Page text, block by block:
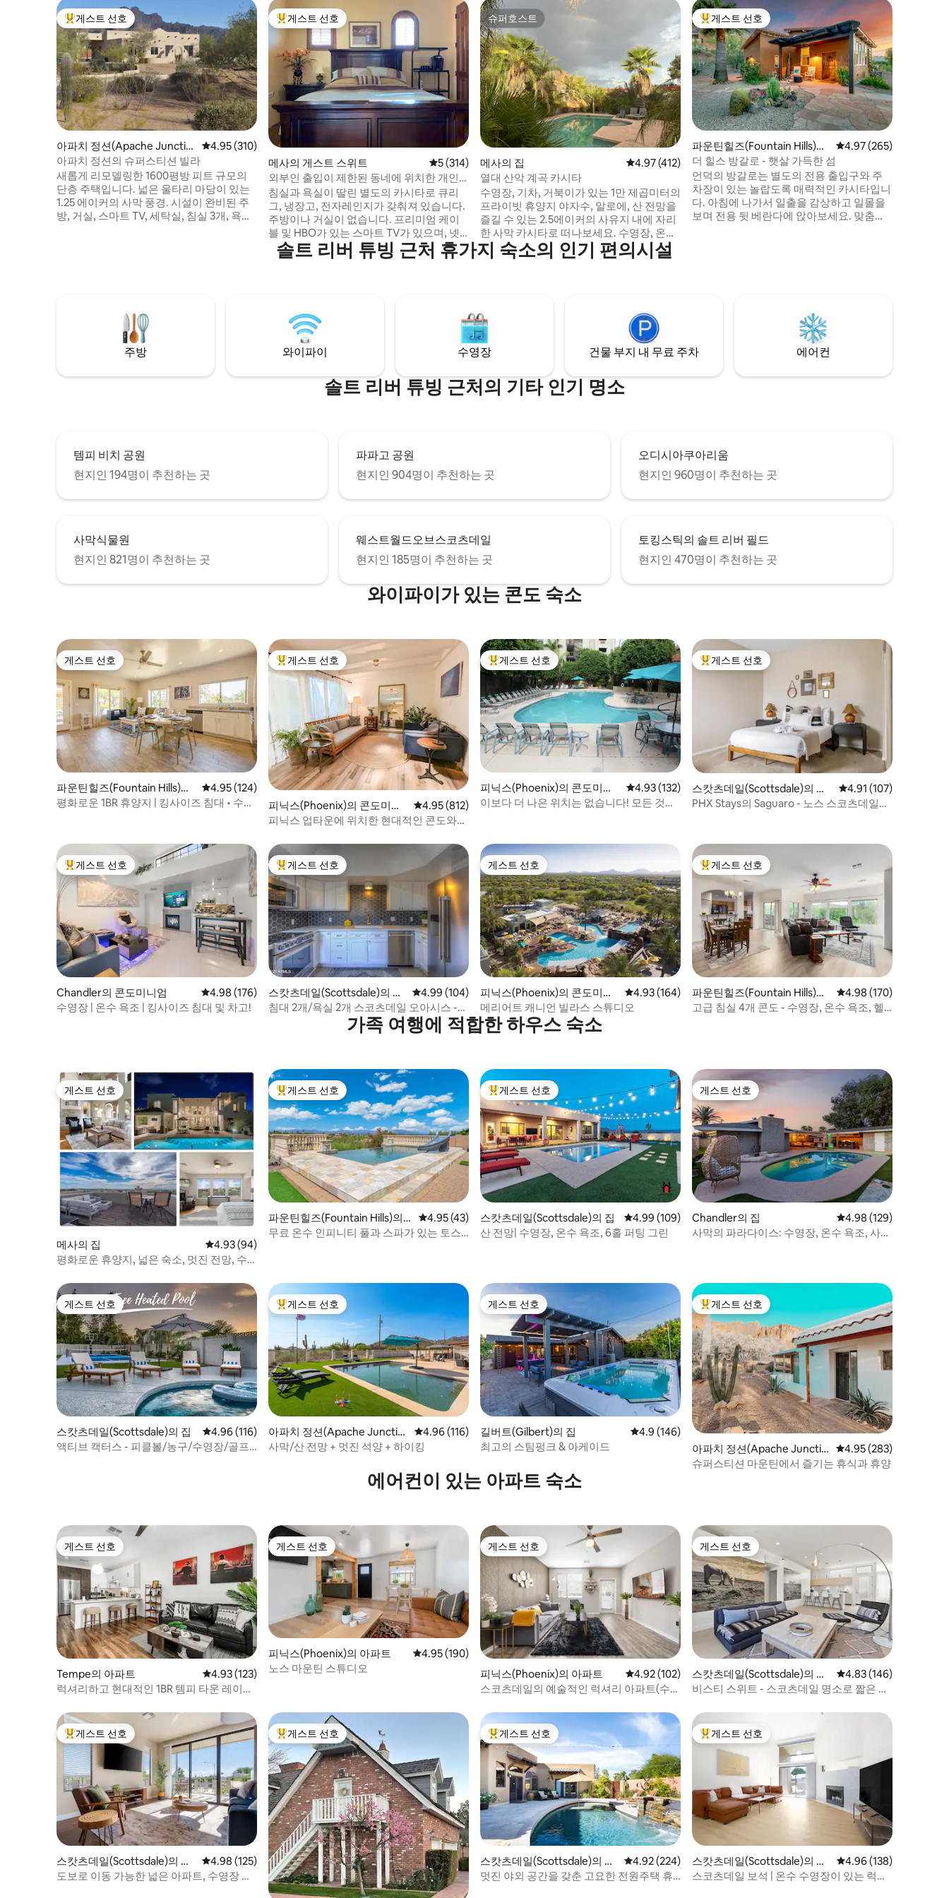
상위 게스트 선호
게스트 선호
아파치 정션(Apache Junctio
n)의 집
평점 4.95점(5점 만점), 후기 310개
4.95 (310)
아파치 정션의 슈퍼스티션 빌라
새롭게 리모델링한 1600평방 피트 규모의
단층 주택입니다. 넓은 울타리 마당이 있는
1.25 에이커의 사막 풍경. 시설이 완비된 주
방, 거실, 스마트 TV, 세탁실, 침실 3개, 욕실
하버와 피닉스 메사 게이트웨이 공항에서
30분 거리입니다. 근처에 주인이 거주하고
상위 게스트 선호
게스트 선호
메사의 게스트 스위트 평점 5점(5점 만점), 후기 314개
5 (314)
외부인 출입이 제한된 동네에 위치한 개인
카시타
침실과 욕실이 딸린 별도의 카시타로 큐리
그, 냉장고, 전자레인지가 갖춰져 있습니다.
주방이나 거실이 없습니다. 프리미엄 케이
블 및 HBO가 있는 스마트 TV가 있으며, 넷
플릭스 계정에 로그인하실 수 있습니다. 머
그컵과 일회용 접시 및 식기류가 준비되어
프 코스가 불과 몇 분 거리에 있습니다. 유세
리 마운틴 파크는 몇 분 거리에 있으며 사과
로 호수는 15~20분 거리에 있습니다. 공항은
25분 거리에 있습니다.
슈퍼호스트
슈퍼호스트
메사의 집 평점 4.97점(5점 만점), 후기 412개
4.97 (412)
열대 산악 계곡 카시타
수영장, 기차, 거북이가 있는 1만 제곱미터의
프라이빗 휴양지 야자수, 알로에, 산 전망을
즐길 수 있는 2.5에이커의 사유지 내에 자리
한 사막 카시타로 떠나보세요. 수영장, 온수
욕조, 놀이터, 그릴, 파티오, 어린이용 기차
까지 즐겨보세요. 내부에는 퀸사이즈 침대 2
있으며, 남은 채소를 좋아합니다! 조용한 분
위기, 전용 출입구, 놀라운 별 관측을 자랑하
는 이곳은 독특한 애리조나 휴양지입니다.
상위 게스트 선호
게스트 선호
파운틴힐즈(Fountain Hills)의
방갈로
평점 4.97점(5점 만점),
4.97 (265)
더 힐스 방갈로 - 햇살 가득한 섬
언덕의 방갈로는 별도의 전용 출입구와 주
차장이 있는 놀랍도록 매력적인 카시타입니
다. 아침에 나가서 일출을 감상하고 일몰을
보며 전용 뒷 베란다에 앉아보세요. 맞춤형
츠데일까지 10분, 스카이 하버까지 35분 거
솔트 리버 튜빙 근처 휴가지 숙소의 인기 편의시설
주방 와이파이 수영장 건물 부지 내 무료 주차 에어컨
솔트 리버 튜빙 근처의 기타 인기 명소
템피 비치 공원
현지인 194명이 추천하는 곳
파파고 공원
현지인 904명이 추천하는 곳
오디시아쿠아리움
현지인 960명이 추천하는 곳
사막식물원
현지인 821명이 추천하는 곳
웨스트월드오브스코츠데일
현지인 185명이 추천하는 곳
토킹스틱의 솔트 리버 필드
현지인 470명이 추천하는 곳
와이파이가 있는 콘도 숙소
게스트 선호
게스트 선호
파운틴힐즈(Fountain Hills)의
콘도미니엄
평점 4.95점(5점 만점), 후기 124개
4.95 (124)
평화로운 1BR 휴양지 | 킹사이즈 침대 • 수영
상위 게스트 선호
게스트 선호
피닉스(Phoenix)의 콘도미니
엄
평점 4.95점(5점 만점), 후기 812개
4.95 (812)
피닉스 업타운에 위치한 현대적인 콘도와
상위 게스트 선호
게스트 선호
피닉스(Phoenix)의 콘도미니
엄
평점 4.93점(5점 만점), 후기 132개
4.93 (132)
이보다 더 나은 위치는 없습니다! 모든 것의
상위 게스트 선호
게스트 선호
스캇츠데일(Scottsdale)의 콘
도미니엄
평점 4.91점(5점 만점),
4.91 (107)
PHX Stays의 Saguaro - 노스 스코츠데일의
상위 게스트 선호
게스트 선호
Chandler의 콘도미니엄 평점 4.98점(5점 만점), 후기 176개
4.98 (176)
수영장 | 온수 욕조 | 킹사이즈 침대 및 차고!
상위 게스트 선호
게스트 선호
스캇츠데일(Scottsdale)의 콘
도미니엄
평점 4.99점(5점 만점), 후기 104개
4.99 (104)
침대 2개/욕실 2개 스코츠데일 오아시스 -
게스트 선호
게스트 선호
피닉스(Phoenix)의 콘도미니
엄
평점 4.93점(5점 만점), 후기 164개
4.93 (164)
메리어트 캐니언 빌라스 스튜디오
상위 게스트 선호
게스트 선호
파운틴힐즈(Fountain Hills)의
콘도미니엄
평점 4.98점(5점 만점),
4.98 (170)
고급 침실 4개 콘도 - 수영장, 온수 욕조, 헬
가족 여행에 적합한 하우스 숙소
게스트 선호
게스트 선호
메사의 집 평점 4.93점(5점 만점), 후기 94개
4.93 (94)
평화로운 휴양지, 넓은 숙소, 멋진 전망, 수
상위 게스트 선호
게스트 선호
파운틴힐즈(Fountain Hills)의
집
평점 4.95점(5점 만점), 후기 43개
4.95 (43)
무료 온수 인피니티 풀과 스파가 있는 토스
상위 게스트 선호
게스트 선호
스캇츠데일(Scottsdale)의 집 평점 4.99점(5점 만점), 후기 109개
4.99 (109)
산 전망| 수영장, 온수 욕조, 6홀 퍼팅 그린
게스트 선호
게스트 선호
Chandler의 집 평점 4.98점(5점 만점),
4.98 (129)
사막의 파라다이스: 수영장, 온수 욕조, 사우
게스트 선호
게스트 선호
스캇츠데일(Scottsdale)의 집 평점 4.96점(5점 만점), 후기 116개
4.96 (116)
액티브 캑터스 - 피클볼/농구/수영장/골프/
상위 게스트 선호
게스트 선호
아파치 정션(Apache Junctio
n)의 집
평점 4.96점(5점 만점), 후기 116개
4.96 (116)
사막/산 전망 + 멋진 석양 + 하이킹
게스트 선호
게스트 선호
길버트(Gilbert)의 집 평점 4.9점(5점 만점), 후기 146개
4.9 (146)
최고의 스팀펑크 & 아케이드
상위 게스트 선호
게스트 선호
아파치 정션(Apache Junctio
n)의 집
평점 4.95점(5점 만점),
4.95 (283)
슈퍼스티션 마운틴에서 즐기는 휴식과 휴양
에어컨이 있는 아파트 숙소
게스트 선호
게스트 선호
Tempe의 아파트 평점 4.93점(5점 만점), 후기 123개
4.93 (123)
럭셔리하고 현대적인 1BR 템피 타운 레이크
게스트 선호
게스트 선호
피닉스(Phoenix)의 아파트 평점 4.95점(5점 만점), 후기 190개
4.95 (190)
노스 마운틴 스튜디오
게스트 선호
게스트 선호
피닉스(Phoenix)의 아파트 평점 4.92점(5점 만점), 후기 102개
4.92 (102)
스코츠데일의 예술적인 럭셔리 아파트(수영
게스트 선호
게스트 선호
스캇츠데일(Scottsdale)의 아
파트
평점 4.83점(5점 만점),
4.83 (146)
비스티 스위트 - 스코츠데일 명소로 짧은 여
상위 게스트 선호
게스트 선호
스캇츠데일(Scottsdale)의 아
파트
평점 4.98점(5점 만점), 후기 125개
4.98 (125)
도보로 이동 가능한 넓은 아파트, 수영장 포
상위 게스트 선호
게스트 선호 상위 게스트 선호
게스트 선호
스캇츠데일(Scottsdale)의 아
파트
평점 4.92점(5점 만점), 후기 224개
4.92 (224)
멋진 야외 공간을 갖춘 고요한 전원주택 휴
상위 게스트 선호
게스트 선호
스캇츠데일(Scottsdale)의 아
파트
평점 4.96점(5점 만점),
4.96 (138)
스코츠데일 보석 | 온수 수영장이 있는 럭셔